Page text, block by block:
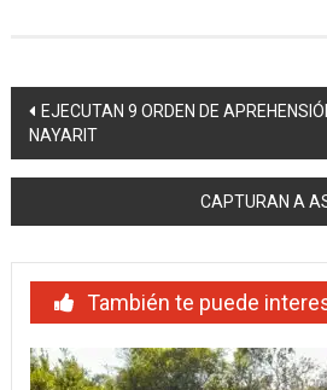
Navegación
de
EJECUTAN 9 ORDEN DE
NAYARIT
CAPTURAN A
También te puede